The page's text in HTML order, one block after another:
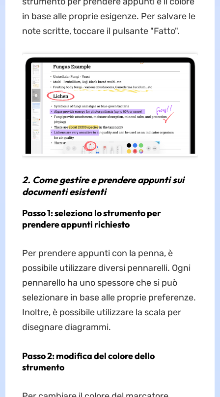
in base alle proprie esigenze. Per salvare le
note scritte, toccare il pulsante "Fatto".
2. Come gestire e prendere appunti sui
documenti esistenti
Passo 1: seleziona lo strumento per
prendere appunti richiesto
Per prendere appunti con la penna, è
possibile utilizzare diversi pennarelli. Ogni
pennarello ha uno spessore che si può
selezionare in base alle proprie preferenze.
Inoltre, è possibile utilizzare la scala per
disegnare diagrammi.
Passo 2: modifica del colore dello
strumento